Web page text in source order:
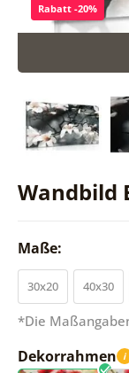
Wandbild
Rabatt -20%
Maße:
30x20 40x30
*Die
Dekorrahmen i